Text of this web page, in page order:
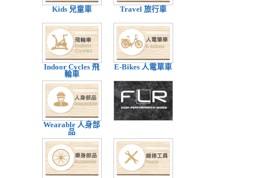
Kids 兒童車 Travel 旅行車
Indoor Cycles 飛
輪車
E-Bikes 人電單車
Wearable 人身部
品